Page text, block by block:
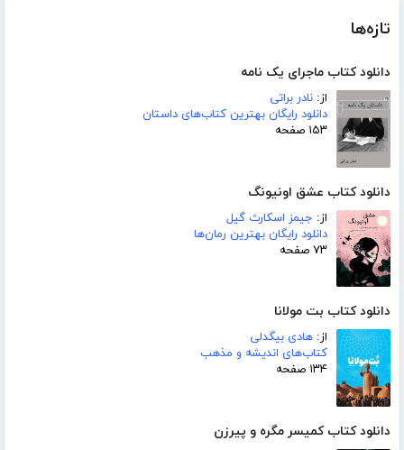
تازه‌ها
دانلود کتاب ماجرای یک نامه
از: نادر براتی
دانلود رایگان بهترین کتاب‌های داستان
۱۵۳ صفحه
دانلود کتاب عشق اونیونگ
از: جیمز اسکارث گیل
دانلود رایگان بهترین رمان‌ها
۷۳ صفحه
دانلود کتاب بت مولانا
از: هادی بیگدلی
کتاب‌های اندیشه و مذهب
۱۳۴ صفحه
دانلود کتاب کمیسر مگره و پیرزن